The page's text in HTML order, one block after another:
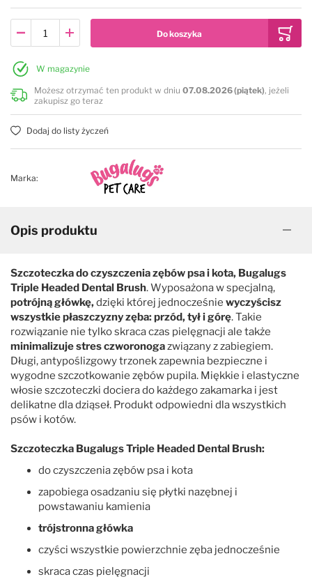
W magazynie
Możesz otrzymać ten produkt w dniu 07.08.2026 (piątek), jeżeli
zakupisz go teraz
Dodaj do listy życzeń
Marka:
Opis produktu
Szczoteczka do czyszczenia zębów psa i kota, Bugalugs
Triple Headed Dental Brush.Wyposażona w specjalną,
potrójną główkę,dzięki której jednocześnie wyczyścisz
wszystkie płaszczyzny zęba: przód, tył i górę. Takie
rozwiązanie nie tylko skraca czas pielęgnacji ale także
minimalizuje stres czworonogazwiązany z zabiegiem.
Długi, antypoślizgowy trzonek zapewnia bezpieczne i
wygodne szczotkowanie zębów pupila. Miękkie i elastyczne
włosie szczoteczki dociera do każdego zakamarka i jest
delikatne dla dziąseł. Produkt odpowiedni dla wszystkich
psów i kotów.
Szczoteczka Bugalugs Triple Headed Dental Brush:
do czyszczenia zębów psa i kota
zapobiega osadzaniu się płytki nazębnej i
powstawaniu kamienia
trójstronna główka
czyści wszystkie powierzchnie zęba jednocześnie
skraca czas pielęgnacji